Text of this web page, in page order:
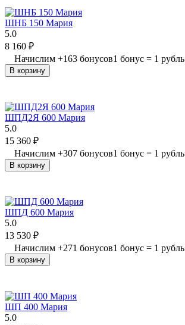
ШНБ 150 Мария
5.0
8 160 ₽
Начислим +163 бонусов1 бонус = 1 рубль
В корзину
ШПД2Я 600 Мария
5.0
15 360 ₽
Начислим +307 бонусов1 бонус = 1 рубль
В корзину
ШПД 600 Мария
5.0
13 530 ₽
Начислим +271 бонусов1 бонус = 1 рубль
В корзину
ШП 400 Мария
5.0